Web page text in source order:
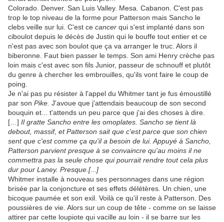
Colorado. Denver. San Luis Valley. Mesa. Cabanon. C'est pas
trop le top niveau de la forme pour Patterson mais Sancho le
clebs veille sur lui. C'est ce cancer qui s'est implanté dans son
ciboulot depuis le décès de Justin qui le bouffe tout entier et ce
n'est pas avec son boulot que ça va arranger le truc. Alors il
biberonne. Faut bien passer le temps. Son ami Henry crèche pas
loin mais c'est avec son fils Junior, passeur de schnouff et plutôt
du genre à chercher les embrouilles, qu'ils vont faire le coup de
poing.
Je n'ai pas pu résister à l'appel du Whitmer tant je fus émoustillé
par son Pike. J'avoue que j'attendais beaucoup de son second
bouquin et... t'attends un peu parce que j'ai des choses à dire.
[…] Il gratte Sancho entre les omoplates. Sancho se tient là
debout, massif, et Patterson sait que c'est parce que son chien
sent que c'est comme ça qu'il a besoin de lui. Appuyé à Sancho,
Patterson parvient presque à se convaincre qu'au moins il ne
commettra pas la seule chose qui pourrait rendre tout cela plus
dur pour Laney. Presque.[...]
Whitmer installe à nouveau ses personnages dans une région
brisée par la conjoncture et ses effets délétères. Un chien, une
bicoque paumée et son exil. Voilà ce qu'il reste à Patterson. Des
poussières de vie. Alors sur un coup de tête - comme on se laisse
attirer par cette loupiote qui vacille au loin - il se barre sur les